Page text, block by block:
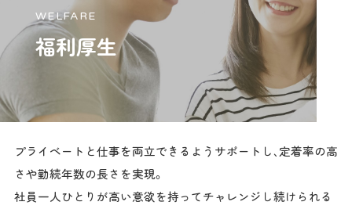
WELFARE
福利厚生
プライベートと仕事を両立できるようサポートし、定着率の高
さや勤続年数の長さを実現。
社員一人ひとりが高い意欲を持ってチャレンジし続けられる